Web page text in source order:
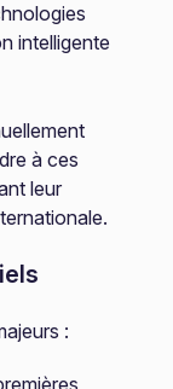
intelligente
à ces
leur
: